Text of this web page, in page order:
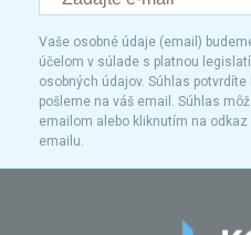
Vaše osobné údaje (email)
účelom v súlade s platnou
osobných údajov. Súhlas
pošleme na váš email. Súhlas
emailom alebo kliknutím na
emailu.